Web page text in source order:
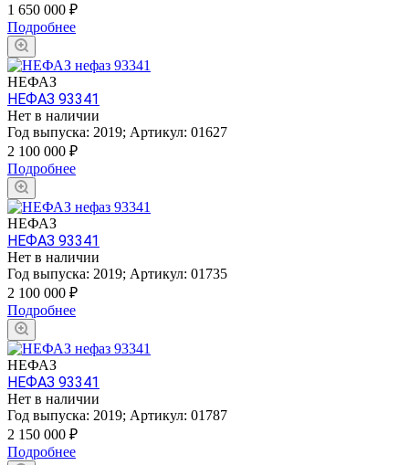
1 650 000 ₽
Подробнее
НЕФАЗ
НЕФАЗ 93341
Нет в наличии
Год выпуска: 2019; Артикул: 01627
2 100 000 ₽
Подробнее
НЕФАЗ
НЕФАЗ 93341
Нет в наличии
Год выпуска: 2019; Артикул: 01735
2 100 000 ₽
Подробнее
НЕФАЗ
НЕФАЗ 93341
Нет в наличии
Год выпуска: 2019; Артикул: 01787
2 150 000 ₽
Подробнее